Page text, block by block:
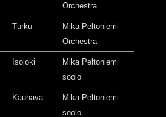
Orchestra
Turku
Mika Peltoniemi
Orchestra
Isojoki
Mika Peltoniemi
soolo
Kauhava
Mika Peltoniemi
soolo